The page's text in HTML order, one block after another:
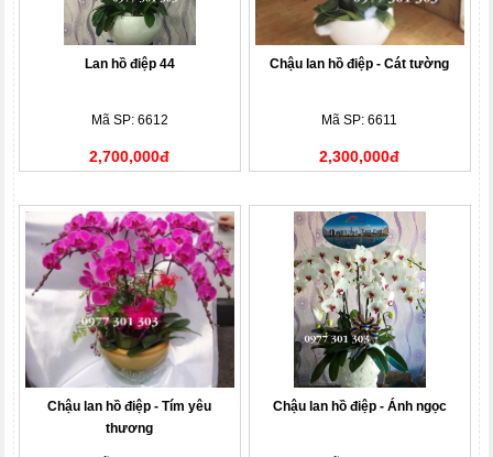
Lan hồ điệp 44
Mã SP: 6612
2,700,000đ
Chậu lan hồ điệp - Cát tường
Mã SP: 6611
2,300,000đ
Chậu lan hồ điệp - Tím yêu
thương
Chậu lan hồ điệp - Ánh ngọc